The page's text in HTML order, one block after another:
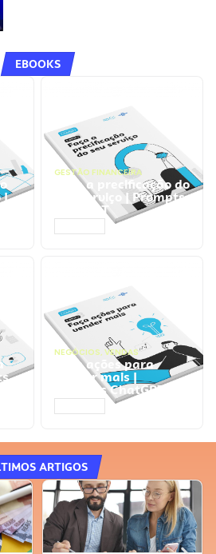
EBOOKS
|
GESTÃO FINANCEIRA
Faça a precificação do
seu serviço | Prompts
ChatGPT
NEGÓCIOS, VENDAS
Faça ações para
vender mais |
Prompts ChatGPT
ARTIGOS